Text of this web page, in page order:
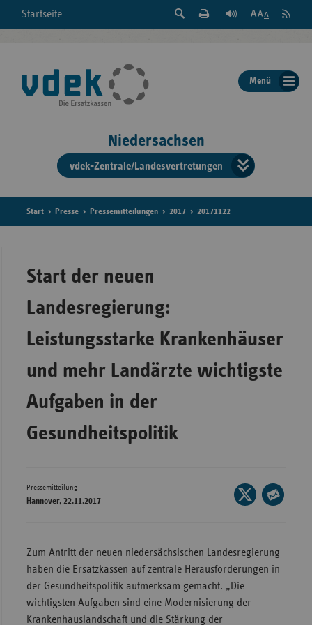
Startseite
Suche
der
Seite
Feed
Menü
Niedersachsen
vdek-Zentrale/Landesvertretungen
der
Start Presse Pressemitteilungen 2017 20171122
Start der neuen
Landesregierung:
Leistungsstarke Krankenhäuser
und mehr Landärzte wichtigste
Aufgaben in der
Gesundheitspolitik
Pressemitteilung
Hannover, 22.11.2017
Seite
auf
Mail
Zum Antritt der neuen niedersächsischen Landesregierung
haben die Ersatzkassen auf zentrale Herausforderungen in
der Gesundheitspolitik aufmerksam gemacht. „Die
wichtigsten Aufgaben sind eine Modernisierung der
Krankenhauslandschaft und die Stärkung der